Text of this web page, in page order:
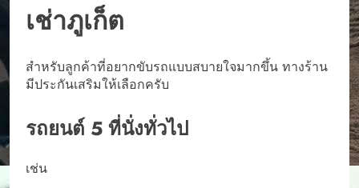
เช่าภูเก็ต
สำหรับลูกค้าที่อยากขับรถแบบสบายใจมากขึ้น ทางร้าน
มีประกันเสริมให้เลือกครับ
รถยนต์ 5 ที่นั่งทั่วไป
เช่น